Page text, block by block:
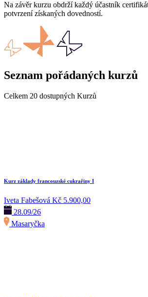
Na závěr kurzu obdrží každý účastník
potvrzení získaných dovedností.
Seznam pořádaných kurzů
Celkem 20 dostupných Kurzů
Kurz základy francouzské cukrařiny I
Iveta Fabešová Kč 5.900,00
28.09/26
Masaryčka